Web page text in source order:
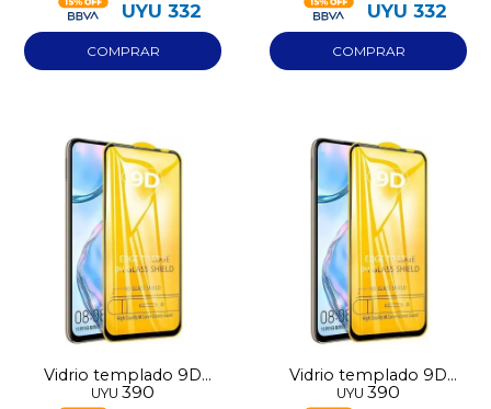
UYU 332 UYU 332
Vidrio templado 9D
Iphone 15 Pro Max
UYU 390
Vidrio templado 9D
Iphone 17 Pro Max
UYU 390